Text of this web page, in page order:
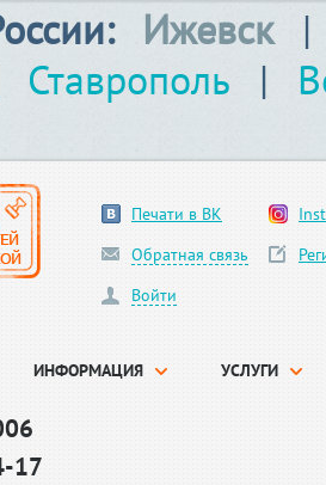
Ижевск
|
Ставрополь |
Печати в ВК
Обратная связь
Войти
ИНФОРМАЦИЯ УСЛУГИ
17